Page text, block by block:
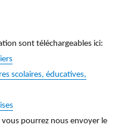
sont téléchargeables ici:
scolaires, éducatives,
pourrez nous envoyer le